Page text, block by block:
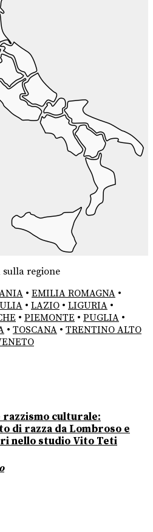
sulla regione
• EMILIA ROMAGNA •
• LAZIO • LIGURIA •
• PIEMONTE • PUGLIA •
• TOSCANA • TRENTINO ALTO
culturale:
di razza da Lombroso e
nello studio Vito Teti